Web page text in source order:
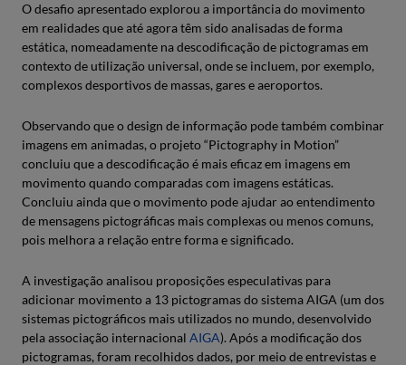
O desafio apresentado explorou a importância do movimento
em realidades que até agora têm sido analisadas de forma
estática, nomeadamente na descodificação de pictogramas em
contexto de utilização universal, onde se incluem, por exemplo,
complexos desportivos de massas, gares e aeroportos.
Observando que o design de informação pode também combinar
imagens em animadas, o projeto “Pictography in Motion”
concluiu que a descodificação é mais eficaz em imagens em
movimento quando comparadas com imagens estáticas.
Concluiu ainda que o movimento pode ajudar ao entendimento
de mensagens pictográficas mais complexas ou menos comuns,
pois melhora a relação entre forma e significado.
A investigação analisou proposições especulativas para
adicionar movimento a 13 pictogramas do sistema AIGA (um dos
sistemas pictográficos mais utilizados no mundo, desenvolvido
pela associação internacional AIGA). Após a modificação dos
pictogramas, foram recolhidos dados, por meio de entrevistas e